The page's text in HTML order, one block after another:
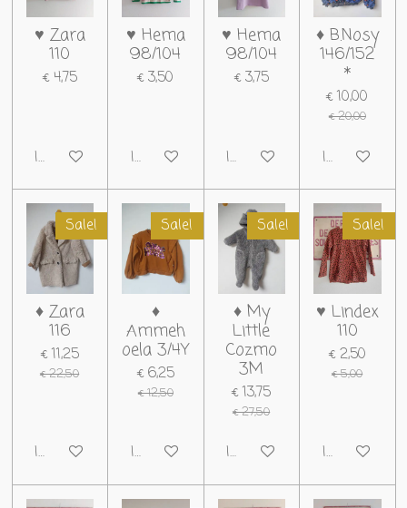
♥ Zara
110
€ 4,75
In winkelwagen
♥ Hema
98/104
€ 3,50
In winkelwagen
♥ Hema
98/104
€ 3,75
In winkelwagen
♦ B.Nosy
146/152
*
€ 10,00
€ 20,00
In
Sale!
♦ Zara
116
€ 11,25
€ 22,50
In winkelwagen
Sale!
♦
Ammeh
oela 3/4Y
€ 6,25
€ 12,50
In winkelwagen
Sale!
♦ My
Little
Cozmo
3M
€ 13,75
€ 27,50
In winkelwagen
Sale!
♥ Lindex
110
€ 2,50
€ 5,00
In